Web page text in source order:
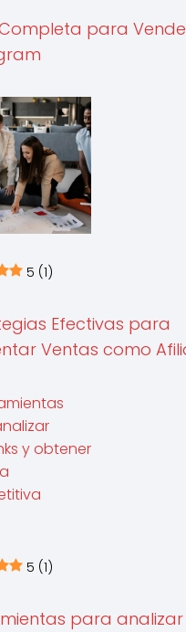
para
5 (1)
Efectivas para
Ventas como
5 (1)
para analizar